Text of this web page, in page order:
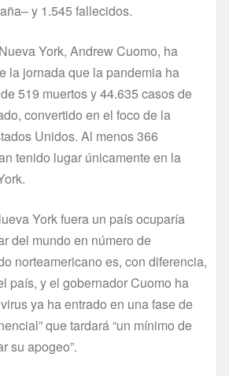
y 1.545 fallecidos.
York, Andrew Cuomo, ha
la jornada que la pandemia ha
519 muertos y 44.635 casos de
convertido en el foco de la
Unidos. Al menos 366
tenido lugar únicamente en la
York fuera un país ocuparía
del mundo en número de
norteamericano es, con diferencia,
país, y el gobernador Cuomo ha
ya ha entrado en una fase de
que tardará “un mínimo de
su apogeo”.